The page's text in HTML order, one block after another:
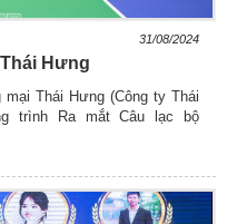
31/08/2024
Hưng
Thái Hưng (Công ty Thái
trình Ra mắt Câu lạc bộ